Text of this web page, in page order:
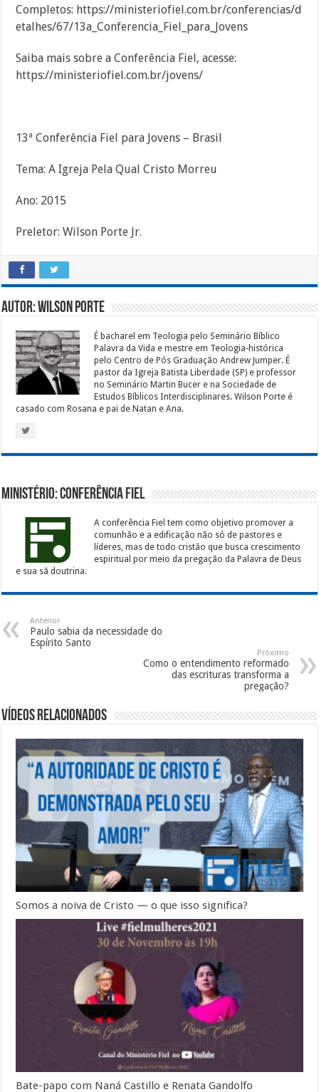
Completos: https://ministeriofiel.com.br/conferencias/d
etalhes/67/13a_Conferencia_Fiel_para_Jovens
Saiba mais sobre a Conferência Fiel, acesse:
https://ministeriofiel.com.br/jovens/
13ª Conferência Fiel para Jovens – Brasil
Tema: A Igreja Pela Qual Cristo Morreu
Ano: 2015
Preletor: Wilson Porte Jr.
Autor: Wilson Porte
É bacharel em Teologia pelo Seminário Bíblico
Palavra da Vida e mestre em Teologia-histórica
pelo Centro de Pós Graduação Andrew Jumper. É
pastor da Igreja Batista Liberdade (SP) e professor
no Seminário Martin Bucer e na Sociedade de
Estudos Bíblicos Interdisciplinares. Wilson Porte é
casado com Rosana e pai de Natan e Ana.
Ministério: Conferência Fiel
A conferência Fiel tem como objetivo promover a
comunhão e a edificação não só de pastores e
líderes, mas de todo cristão que busca crescimento
espiritual por meio da pregação da Palavra de Deus
e sua sã doutrina.
Anterior
Paulo sabia da necessidade do
Espírito Santo
Próximo
Como o entendimento reformado
das escrituras transforma a
pregação?
Vídeos Relacionados
Somos a noiva de Cristo — o que isso significa?
Bate-papo com Naná Castillo e Renata Gandolfo